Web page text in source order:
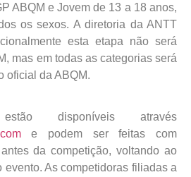
ABQM e Jovem de 13 a 18 anos,
os sexos. A diretoria da ANTT
esta etapa não será
mas em todas as categorias será
oficial da ABQM.
disponíveis através
e podem ser feitas com
da competição, voltando ao
evento. As competidoras filiadas a